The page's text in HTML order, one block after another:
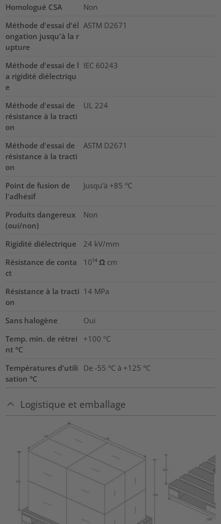
Homologué CSA
Non
Méthode d'essai d'él
ongation jusqu'à la r
upture
ASTM D2671
Méthode d'essai de l
a rigidité diélectriqu
e
IEC 60243
Méthode d'essai de
résistance à la tracti
on
UL 224
Méthode d'essai de
résistance à la tracti
on
ASTM D2671
Point de fusion de
l'adhésif
Jusqu’à +85 °C
Produits dangereux
(oui/non)
Non
Rigidité diélectrique 24 kV/mm
Résistance de conta
ct
10¹⁴ Ω cm
Résistance à la tracti
on
14 MPa
Sans halogène
Oui
Temp. min. de rétrei
nt °C
+100 °C
Températures d'utili
sation °C
De -55 °C à +125 °C
Logistique et emballage